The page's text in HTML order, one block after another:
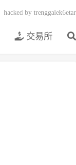
交易所
hacked by trenggalek6etar